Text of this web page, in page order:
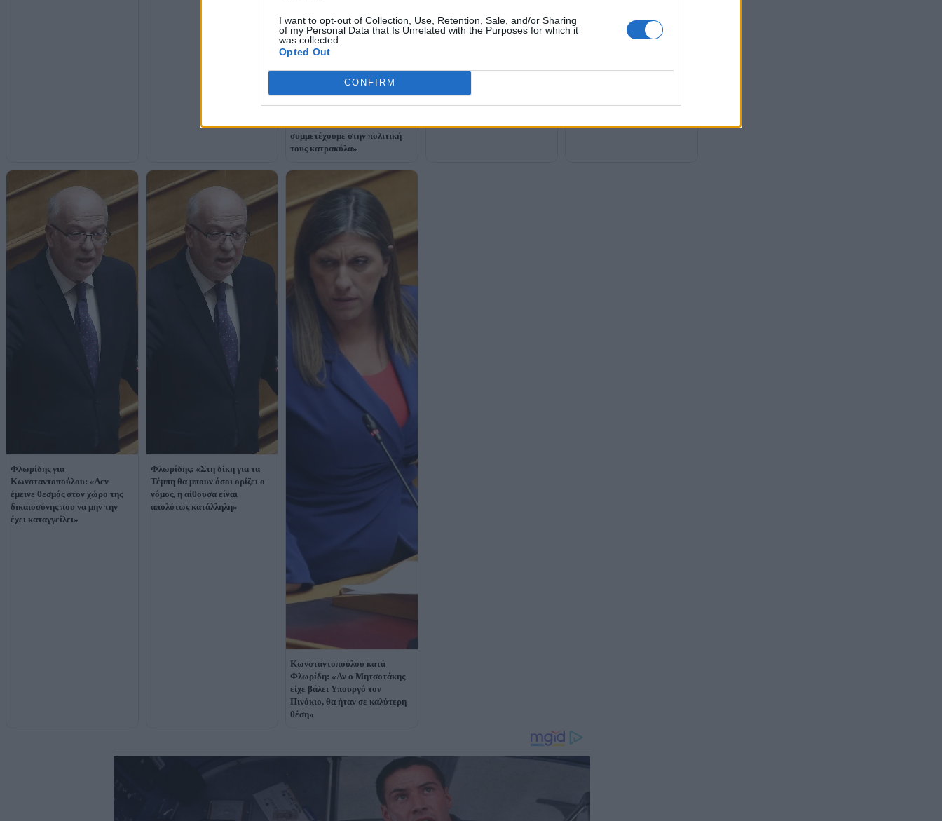
I want to opt-out of Collection, Use, Retention, Sale, and/or Sharing
of my Personal Data that Is Unrelated with the Purposes for which it
was collected.
Opted Out
CONFIRM
ΣΥΡΙΖΑ για δηλώσεις
συμμετέχουμε στην πολιτική
τους κατρακύλα»
Φλωρίδης για
Κωνσταντοπούλου: «Δεν
έμεινε θεσμός στον χώρο της
δικαιοσύνης που να μην την
έχει καταγγείλει»
Φλωρίδης: «Στη δίκη για τα
Τέμπη θα μπουν όσοι ορίζει ο
νόμος, η αίθουσα είναι
απολύτως κατάλληλη»
Κωνσταντοπούλου κατά
Φλωρίδη: «Αν ο Μητσοτάκης
είχε βάλει Υπουργό τον
Πινόκιο, θα ήταν σε καλύτερη
θέση»